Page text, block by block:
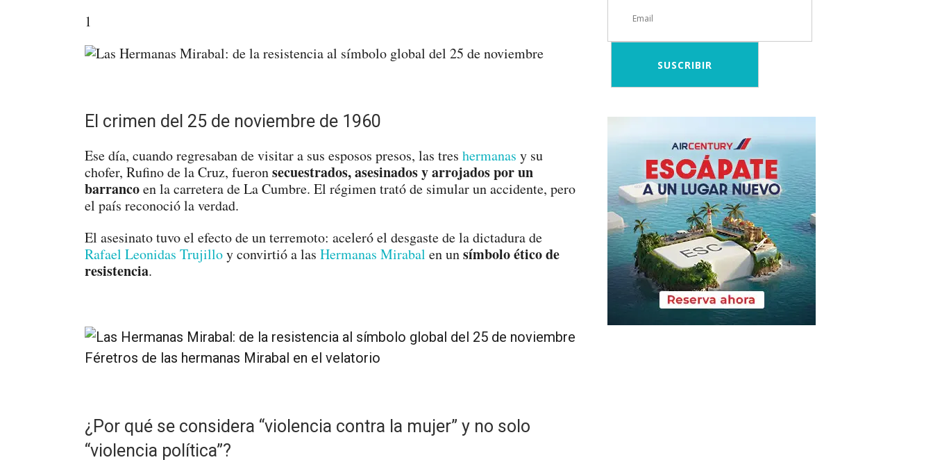
1
El crimen del 25 de noviembre de 1960
Ese día, cuando regresaban de visitar a sus esposos presos, las tres hermanas y su
chofer, Rufino de la Cruz, fueronsecuestrados, asesinados y arrojados por un
barrancoen la carretera de La Cumbre. El régimen trató de simular un accidente, pero
el país reconoció la verdad.
El asesinato tuvo el efecto de un terremoto: aceleró el desgaste de la dictadura de
Rafael Leonidas Trujilloy convirtió a las Hermanas Mirabal en unsímbolo ético de
resistencia.
Féretros de las hermanas Mirabal en el velatorio
¿Por qué se considera “violencia contra la mujer” y no solo
“violencia política”?